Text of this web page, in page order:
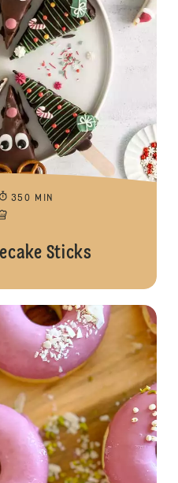
350 MIN
Sticks